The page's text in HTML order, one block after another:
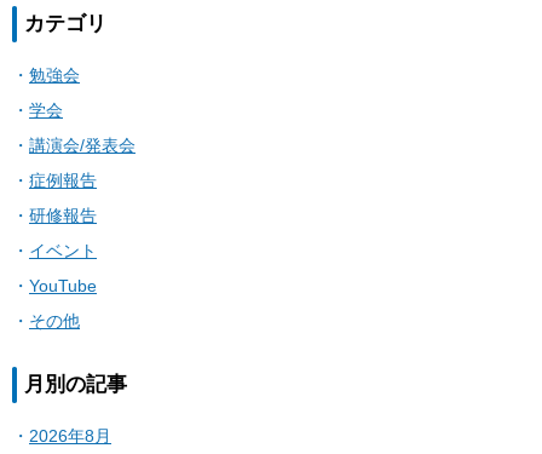
カテゴリ
勉強会
学会
講演会/発表会
症例報告
研修報告
イベント
YouTube
その他
月別の記事
2026年8月